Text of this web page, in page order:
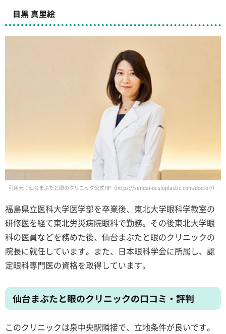
目黒 真里絵
引用元：仙台まぶたと眼のクリニック公式HP（https://sendai-oculoplastic.com/doctor/）
福島県立医科大学医学部を卒業後、東北大学眼科学教室の
研修医を経て東北労災病院眼科で勤務。その後東北大学眼
科の医員などを務めた後、仙台まぶたと眼のクリニックの
院長に就任しています。また、日本眼科学会に所属し、認
定眼科専門医の資格を取得しています。
仙台まぶたと眼のクリニックの口コミ・評判
このクリニックは泉中央駅隣接で、立地条件が良いです。